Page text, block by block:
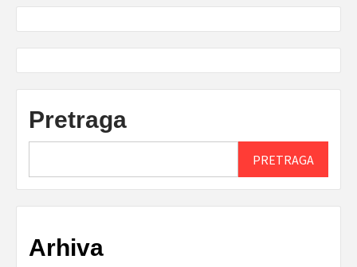
Pretraga
PRETRAGA
Arhiva